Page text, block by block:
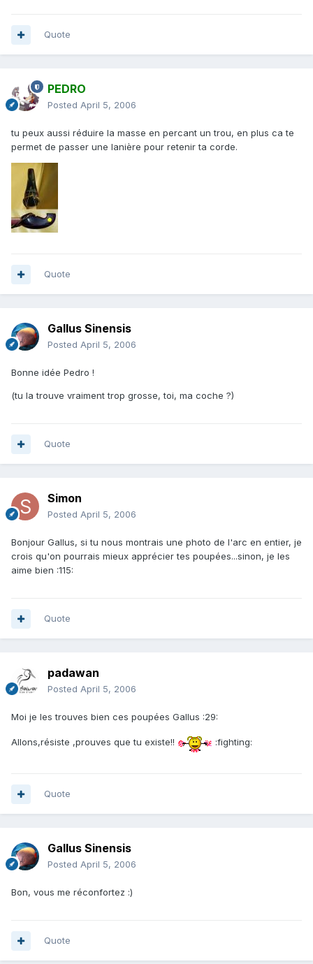
Quote
PEDRO
Posted April 5, 2006
tu peux aussi réduire la masse en percant un trou, en plus ca te
permet de passer une lanière pour retenir ta corde.
Quote
Gallus Sinensis
Posted April 5, 2006
Bonne idée Pedro !
(tu la trouve vraiment trop grosse, toi, ma coche ?)
Quote
Simon
Posted April 5, 2006
Bonjour Gallus, si tu nous montrais une photo de l'arc en entier, je
crois qu'on pourrais mieux apprécier tes poupées...sinon, je les
aime bien :115:
Quote
padawan
Posted April 5, 2006
Moi je les trouves bien ces poupées Gallus :29:
Allons,résiste ,prouves que tu existe!! :fighting:
Quote
Gallus Sinensis
Posted April 5, 2006
Bon, vous me réconfortez :)
Quote